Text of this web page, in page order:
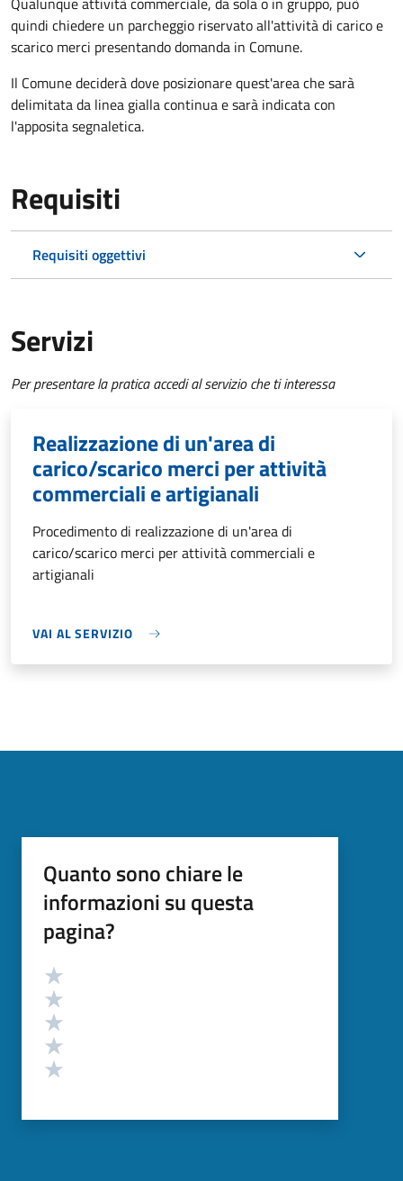
quindi chiedere un parcheggio riservato all'attività di carico e
scarico merci presentando domanda in Comune.
Il Comune deciderà dove posizionare quest'area che sarà
delimitata da linea gialla continua e sarà indicata con
l'apposita segnaletica.
Requisiti
Requisiti oggettivi
Servizi
Per presentare la pratica accedi al servizio che ti interessa
Realizzazione di un'area di
carico/scarico merci per attività
commerciali e artigianali
Procedimento di realizzazione di un'area di
carico/scarico merci per attività commerciali e
artigianali
VAI AL SERVIZIO
Quanto sono chiare le
informazioni su questa
pagina?
Valutazione